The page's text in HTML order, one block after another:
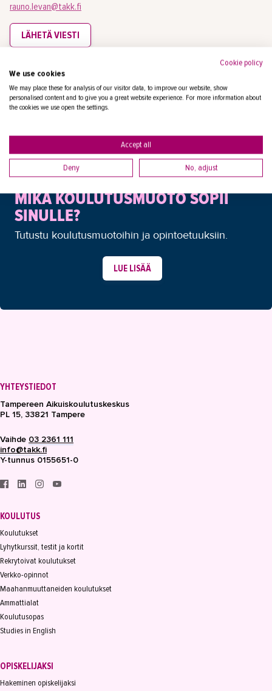
rauno.levan@takk.fi
LÄHETÄ VIESTI
Energia ja ympäristö
MIKÄ KOULUTUSMUOTO SOPII
SINULLE?
Tutustu koulutusmuotoihin ja opintoetuuksiin.
LUE LISÄÄ
YHTEYSTIEDOT
Tampereen Aikuiskoulutuskeskus
PL 15, 33821 Tampere
Vaihde 03 2361 111
info@takk.fi
Y-tunnus 0155651-0
KOULUTUS
Koulutukset
Lyhytkurssit, testit ja kortit
Rekrytoivat koulutukset
Verkko-opinnot
Maahanmuuttaneiden koulutukset
Ammattialat
Koulutusopas
Studies in English
OPISKELIJAKSI
Hakeminen opiskelijaksi
Cookie policy
We use cookies
We may place these for analysis of our visitor data, to improve our website, show
personalised content and to give you a great website experience. For more information about
the cookies we use open the settings.
Accept all
Deny No, adjust